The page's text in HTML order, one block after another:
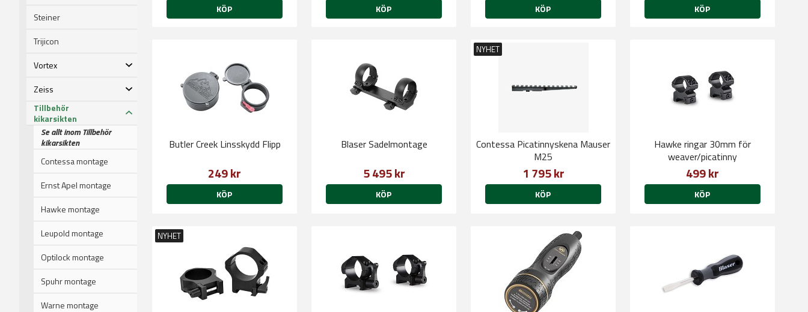
Steiner
Trijicon
Vortex
Zeiss
Tillbehör
kikarsikten
Se allt inom Tillbehör
kikarsikten
Contessa montage
Ernst Apel montage
Hawke montage
Leupold montage
Optilock montage
Spuhr montage
Warne montage
KÖP
KÖP
KÖP
KÖP
Butler Creek Linsskydd Flipp
249 kr
KÖP
Blaser Sadelmontage
5 495 kr
KÖP
NYHET
Contessa Picatinnyskena Mauser
M25
1 795 kr
KÖP
Hawke ringar 30mm för
weaver/picatinny
499 kr
KÖP
NYHET